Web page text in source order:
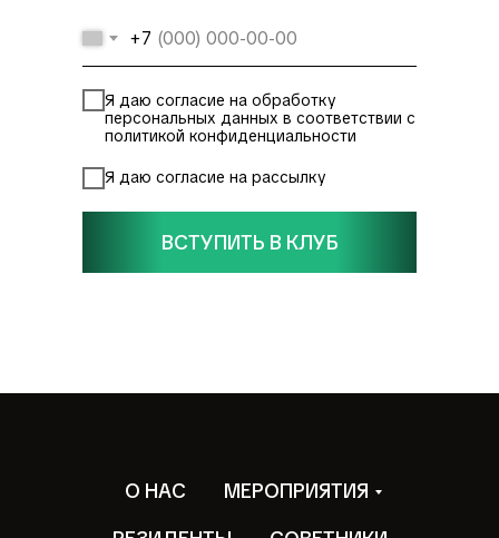
+7
Я даю согласие на обработку
персональных данных в соответствии с
политикой конфиденциальности
Я даю согласие на рассылку
ВСТУПИТЬ В КЛУБ
О НАС
МЕРОПРИЯТИЯ